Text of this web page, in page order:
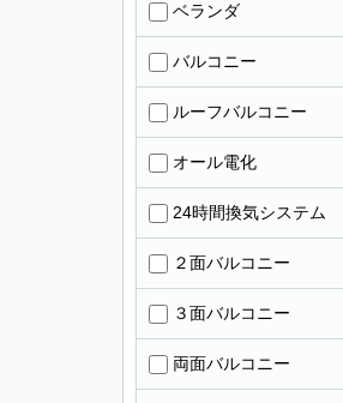
ベランダ
バルコニー
ルーフバルコニー
オール電化
24時間換気システム
２面バルコニー
３面バルコニー
両面バルコニー